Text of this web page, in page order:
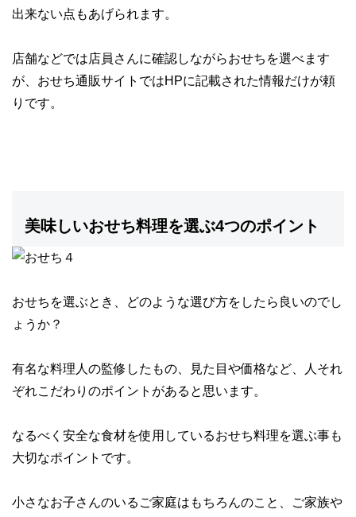
出来ない点もあげられます。
店舗などでは店員さんに確認しながらおせちを選べます
が、おせち通販サイトではHPに記載された情報だけが頼
りです。
美味しいおせち料理を選ぶ4つのポイント
おせちを選ぶとき、どのような選び方をしたら良いのでし
ょうか？
有名な料理人の監修したもの、見た目や価格など、
人それ
ぞれこだわりのポイント があると思います。
なるべく 安全な食材を使用しているおせち料理を選ぶ事も
大切なポイント です。
小さなお子さんのいるご家庭はもちろんのこと、ご家族や